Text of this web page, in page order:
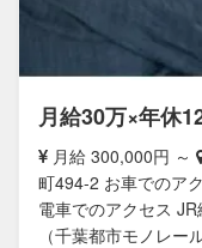
月給30万×年休
月給 300,000円 ～
町494-2 お車でのア
電車でのアクセス
（千葉都市モノレール